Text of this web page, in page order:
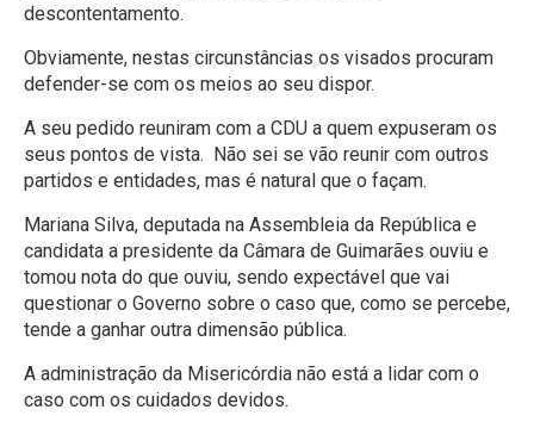
descontentamento.
Obviamente, nestas circunstâncias os visados procuram
defender-se com os meios ao seu dispor.
A seu pedido reuniram com a CDU a quem expuseram os
seus pontos de vista. Não sei se vão reunir com outros
partidos e entidades, mas é natural que o façam.
Mariana Silva, deputada na Assembleia da República e
candidata a presidente da Câmara de Guimarães ouviu e
tomou nota do que ouviu, sendo expectável que vai
questionar o Governo sobre o caso que, como se percebe,
tende a ganhar outra dimensão pública.
A administração da Misericórdia não está a lidar com o
caso com os cuidados devidos.